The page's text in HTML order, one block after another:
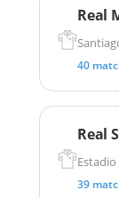
Real
40
Real
39